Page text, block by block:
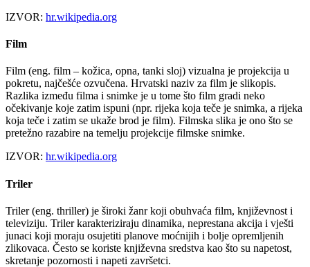
IZVOR: hr.wikipedia.org
Film
Film (eng. film – kožica, opna, tanki sloj) vizualna je projekcija u
pokretu, najčešće ozvučena. Hrvatski naziv za film je slikopis.
Razlika između filma i snimke je u tome što film gradi neko
očekivanje koje zatim ispuni (npr. rijeka koja teče je snimka, a rijeka
koja teče i zatim se ukaže brod je film). Filmska slika je ono što se
pretežno razabire na temelju projekcije filmske snimke.
IZVOR: hr.wikipedia.org
Triler
Triler (eng. thriller) je široki žanr koji obuhvaća film, književnost i
televiziju. Triler karakteriziraju dinamika, neprestana akcija i vješti
junaci koji moraju osujetiti planove moćnijih i bolje opremljenih
zlikovaca. Često se koriste književna sredstva kao što su napetost,
skretanje pozornosti i napeti završetci.